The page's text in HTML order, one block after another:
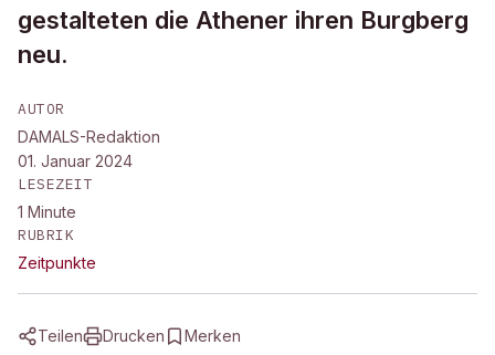
gestalteten die Athener ihren Burgberg
neu.
AUTOR
DAMALS-Redaktion
01. Januar 2024
LESEZEIT
1 Minute
RUBRIK
Zeitpunkte
Teilen Drucken Merken